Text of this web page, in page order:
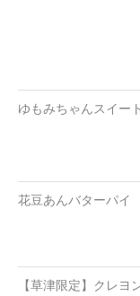
その他
文具・雑貨
衣類
ゆもみちゃんスイー
花豆あんバターパイ
【草津限定】クレヨ